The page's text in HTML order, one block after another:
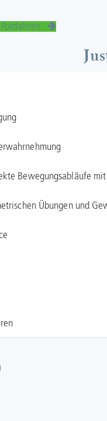
Bewegungsabläufe
Übungen und